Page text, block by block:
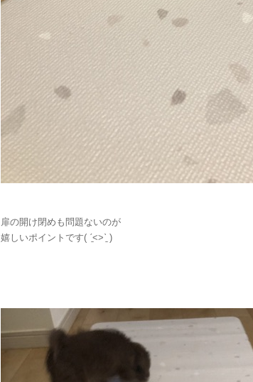
扉の開け閉めも問題ないのが
嬉しいポイントです( ˊ̱˂˃ˋ̱ )